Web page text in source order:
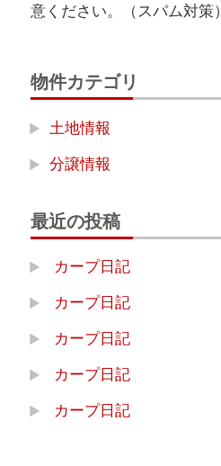
意ください。（スパム対策）
物件カテゴリ
土地情報
分譲情報
最近の投稿
カープ日記
カープ日記
カープ日記
カープ日記
カープ日記